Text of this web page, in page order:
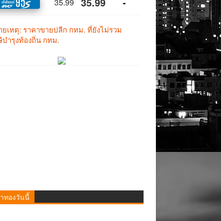
ทองวันนี้